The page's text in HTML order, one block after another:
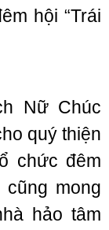
hội “Trái
Nữ Chúc
quý thiện
chức đêm
mong
hảo tâm